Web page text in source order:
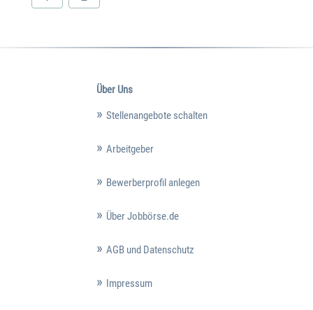
Über Uns
Stellenangebote schalten
Arbeitgeber
Bewerberprofil anlegen
Über Jobbörse.de
AGB und Datenschutz
Impressum